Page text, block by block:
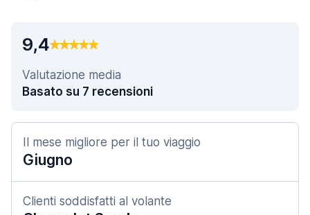
9,4
Valutazione media
Basato su 7 recensioni
Il mese migliore per il tuo viaggio
Giugno
Clienti soddisfatti al volante